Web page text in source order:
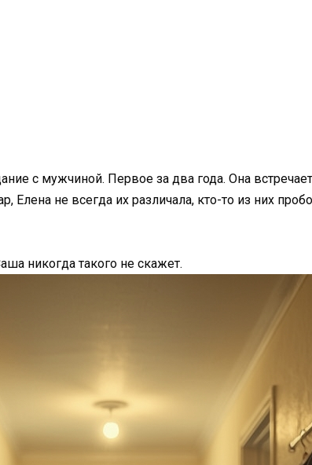
с мужчиной. Первое за два года. Она
Елена не всегда их различала, кто-то из них
никогда такого не скажет.